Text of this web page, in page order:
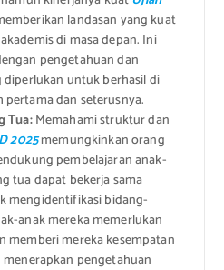
landasan yang kuat
di masa depan. Ini
pengetahuan dan
diperlukan untuk berhasil di
pertama dan seterusnya.
Tua:Memahami struktur dan
2025memungkinkan orang
pembelajaran anak-
tua dapat bekerja sama
mengidentifikasi bidang-
anak mereka memerlukan
memberi mereka kesempatan
pengetahuan